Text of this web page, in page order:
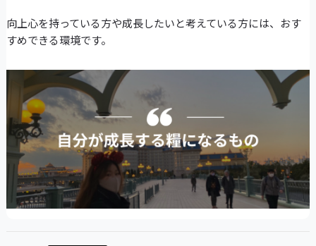
向上心を持っている方や成長したいと考えている方には、おす
すめできる環境です。